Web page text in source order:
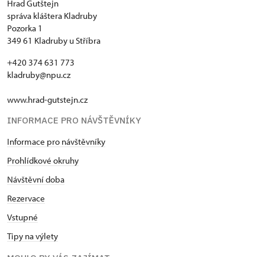
Hrad Gutštejn
správa kláštera Kladruby
Pozorka 1
349 61 Kladruby u Stříbra
+420 374 631 773
kladruby@npu.cz
www.hrad-gutstejn.cz
INFORMACE PRO NÁVŠTĚVNÍKY
Informace pro návštěvníky
Prohlídkové okruhy
Návštěvní doba
Rezervace
Vstupné
Tipy na výlety